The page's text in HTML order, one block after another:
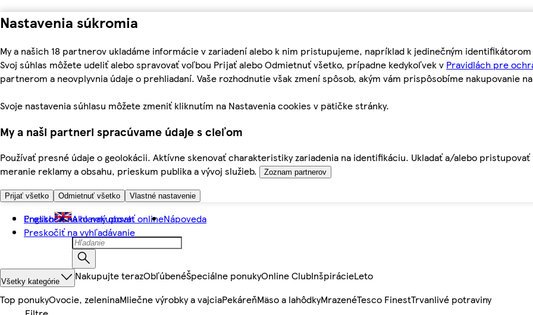
Nastavenia súkromia
My a našich 18 partnerov ukladáme informácie v zariadení alebo k nim pristupujeme, napríklad k jedinečným
Svoj súhlas môžete udeliť alebo spravovať voľbou Prijať alebo Odmietnuť všetko, prípadne kedykoľvek v Pravidlách pre
partnerom a neovplyvnia údaje o prehliadaní. Vaše rozhodnutie však zmení spôsob, akým vám prispôsobíme nakupovanie
Svoje nastavenia súhlasu môžete zmeniť kliknutím na Nastavenia cookies v pätičke stránky.
My a naši partneri spracúvame údaje s cieľom
Používať presné údaje o geolokácii. Aktívne skenovať charakteristiky zariadenia na identifikáciu. Ukladať a/alebo
meranie reklamy a obsahu, prieskum publika a vývoj služieb.
Zoznam partnerov
Prijať všetko Odmietnuť všetko Vlastné nastavenie
Preskočiť na hlavný obsah
Preskočiť na vyhľadávanie
English Ako nakupovať onlineNápoveda
Všetky kategórie Nakupujte terazObľúbenéŠpeciálne ponukyOnline ClubInšpirácieLeto
Top ponukyOvocie, zeleninaMliečne výrobky a vajciaPekáreňMäso a lahôdkyMrazenéTesco FinestTrvanlivé potraviny